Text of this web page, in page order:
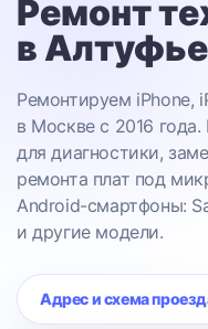
Ремонт
в
Ремонтируем iPhone,
в Москве с 2016
для диагностики,
ремонта плат под
Android-смартфоны:
и другие модели.
Адрес и схема